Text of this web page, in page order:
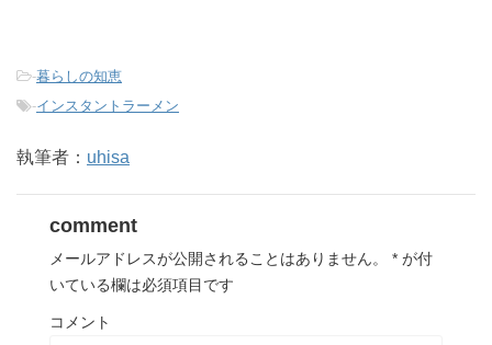
-暮らしの知恵
-インスタントラーメン
執筆者： uhisa
comment
メールアドレスが公開されることはありません。 * が付
いている欄は必須項目です
コメント